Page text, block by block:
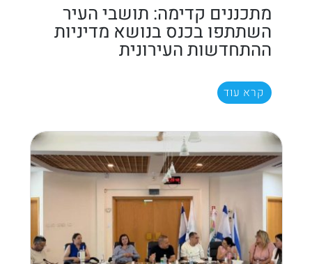
מתכננים קדימה: תושבי העיר
השתתפו בכנס בנושא מדיניות
ההתחדשות העירונית
קרא עוד